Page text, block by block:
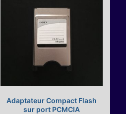
Adaptateur Compact Flash
sur port PCMCIA